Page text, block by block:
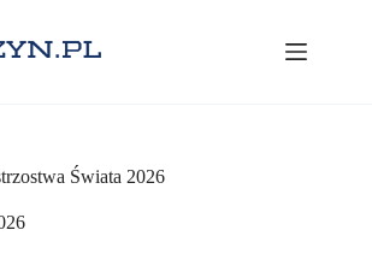
Świata 2026